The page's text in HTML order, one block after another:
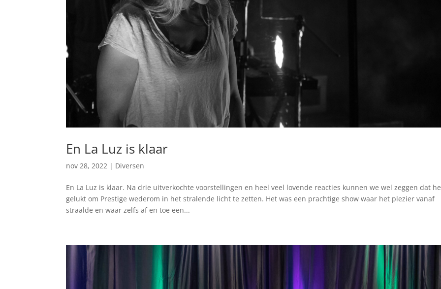
En La Luz is klaar
nov 28, 2022 | Diversen
En La Luz is klaar. Na drie uitverkochte voorstellingen en heel veel lovende reacties kunnen we wel zeggen dat
gelukt om Prestige wederom in het stralende licht te zetten. Het was een prachtige show waar het plezier vanaf
straalde en waar zelfs af en toe een...